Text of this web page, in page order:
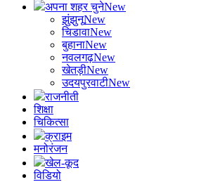
अपना शहर चुनेNew
झुंझुनूNew
चिडावाNew
बुहानाNew
नवलगढ़New
खेतड़ीNew
उदयपुरवाटीNew
राजनीती
शिक्षा
चिकित्सा
क्राइम
मनोरंजन
खेल-कूद
विडियो